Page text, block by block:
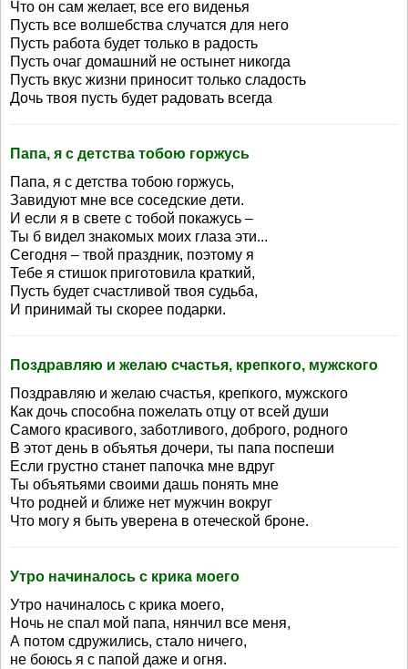
Что он сам желает, все его виденья
Пусть все волшебства случатся для него
Пусть работа будет только в радость
Пусть очаг домашний не остынет никогда
Пусть вкус жизни приносит только сладость
Дочь твоя пусть будет радовать всегда
Папа, я с детства тобою горжусь
Папа, я с детства тобою горжусь,
Завидуют мне все соседские дети.
И если я в свете с тобой покажусь –
Ты б видел знакомых моих глаза эти...
Сегодня – твой праздник, поэтому я
Тебе я стишок приготовила краткий,
Пусть будет счастливой твоя судьба,
И принимай ты скорее подарки.
Поздравляю и желаю счастья, крепкого, мужского
Поздравляю и желаю счастья, крепкого, мужского
Как дочь способна пожелать отцу от всей души
Самого красивого, заботливого, доброго, родного
В этот день в объятья дочери, ты папа поспеши
Если грустно станет папочка мне вдруг
Ты объятьями своими дашь понять мне
Что родней и ближе нет мужчин вокруг
Что могу я быть уверена в отеческой броне.
Утро начиналось с крика моего
Утро начиналось с крика моего,
Ночь не спал мой папа, нянчил все меня,
А потом сдружились, стало ничего,
не боюсь я с папой даже и огня.